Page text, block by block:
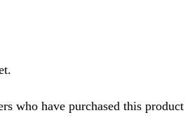
who have purchased this product